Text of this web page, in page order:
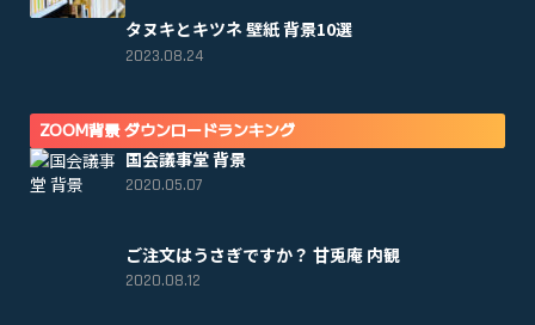
タヌキとキツネ 壁紙 背景10選
2023.08.24
ZOOM背景 ダウンロードランキング
国会議事堂 背景
2020.05.07
ご注文はうさぎですか？ 甘兎庵 内観
2020.08.12